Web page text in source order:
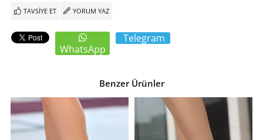
TAVSIYE ET YORUM YAZ
WhatsApp
Telegram
Benzer Ürünler